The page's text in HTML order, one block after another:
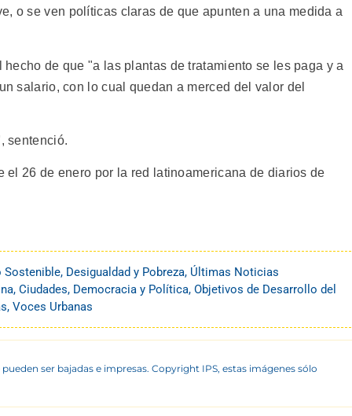
o se ven políticas claras de que apunten a una medida a
de que "a las plantas de tratamiento se les paga y a
salario, con lo cual quedan a merced del valor del
sentenció.
26 de enero por la red latinoamericana de diarios de
Sostenible, Desigualdad y Pobreza, Últimas Noticias
, Ciudades, Democracia y Política, Objetivos de Desarrollo del
, Voces Urbanas
ser bajadas e impresas. Copyright IPS, estas imágenes sólo